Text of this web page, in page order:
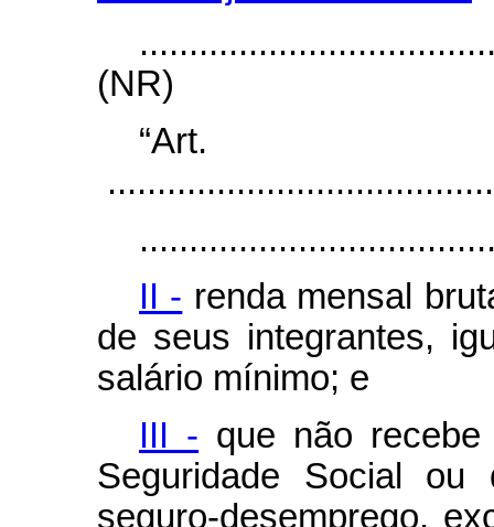
(NR)
II - renda mensal
de seus integrantes,
salário mínimo; e
III - que não
Seguridade Social
seguro-desemprego,